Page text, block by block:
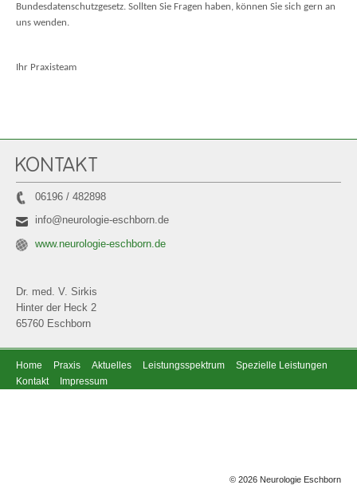
Bundesdatenschutzgesetz. Sollten Sie Fragen haben, können Sie sich gern an
uns wenden.
Ihr Praxisteam
KONTAKT
06196 / 482898
info@neurologie-eschborn.de
www.neurologie-eschborn.de
Dr. med. V. Sirkis
Hinter der Heck 2
65760 Eschborn
Home Praxis Aktuelles Leistungsspektrum
Spezielle Leistungen
Kontakt
Impressum
© 2026 Neurologie Eschborn